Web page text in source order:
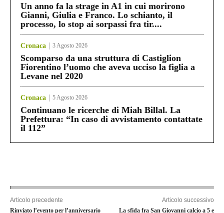
Un anno fa la strage in A1 in cui morirono
Gianni, Giulia e Franco. Lo schianto, il
processo, lo stop ai sorpassi fra tir....
Cronaca 3 Agosto 2026
Scomparso da una struttura di Castiglion
Fiorentino l’uomo che aveva ucciso la figlia a
Levane nel 2020
Cronaca 5 Agosto 2026
Continuano le ricerche di Miah Billal. La
Prefettura: “In caso di avvistamento contattate
il 112”
Articolo precedente
Rinviato l’evento per l’anniversario
Articolo successivo
La sfida fra San Giovanni calcio a 5 e